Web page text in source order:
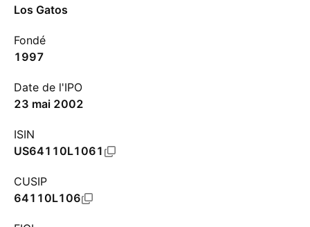
Los Gatos
Fondé
1997
Date de l'IPO
23 mai 2002
ISIN
US64110L1061
CUSIP
64110L106